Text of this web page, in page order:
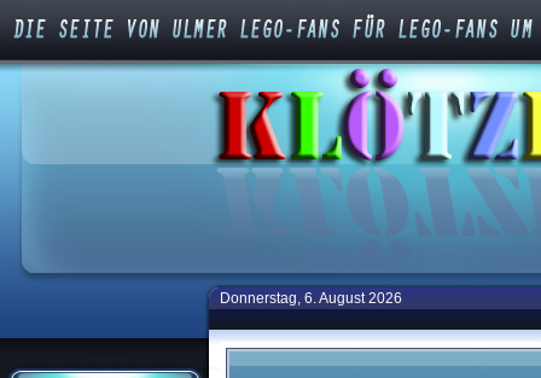
Donnerstag, 6. August 2026